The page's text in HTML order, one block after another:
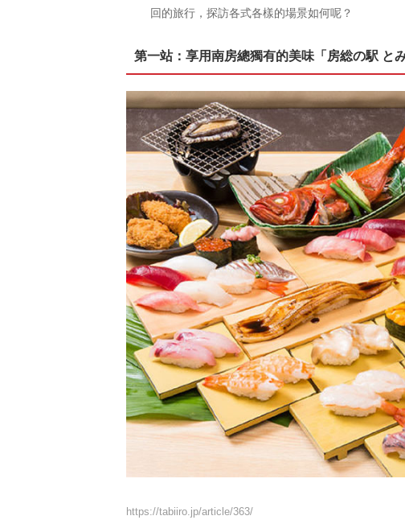
回的旅行，探訪各式各樣的場景如何呢？
第一站：享用南房總獨有的美味「房総の駅 と
https://tabiiro.jp/article/363/